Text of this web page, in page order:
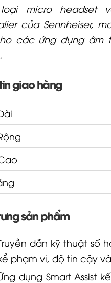
micro headset
của Sennheiser,
các ứng dụng âm
giao hàng
sản phẩm
dẫn kỹ thuật số
phạm vi, độ tin cậy
dụng Smart Assist